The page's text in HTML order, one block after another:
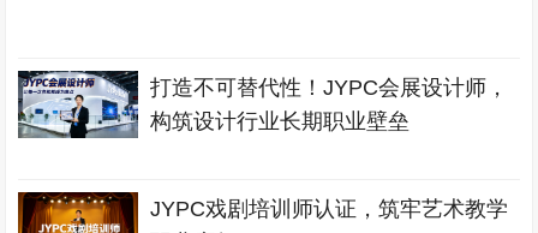
打造不可替代性！JYPC会展设计师，
构筑设计行业长期职业壁垒
JYPC戏剧培训师认证，筑牢艺术教学